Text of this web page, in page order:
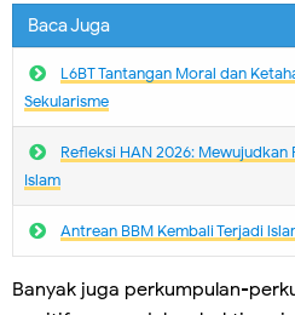
Baca Juga
L6BT Tantangan Moral dan
Sekularisme
Refleksi HAN 2026: Mewujudkan
Islam
Antrean BBM Kembali Terjadi
Banyak juga perkumpulan-